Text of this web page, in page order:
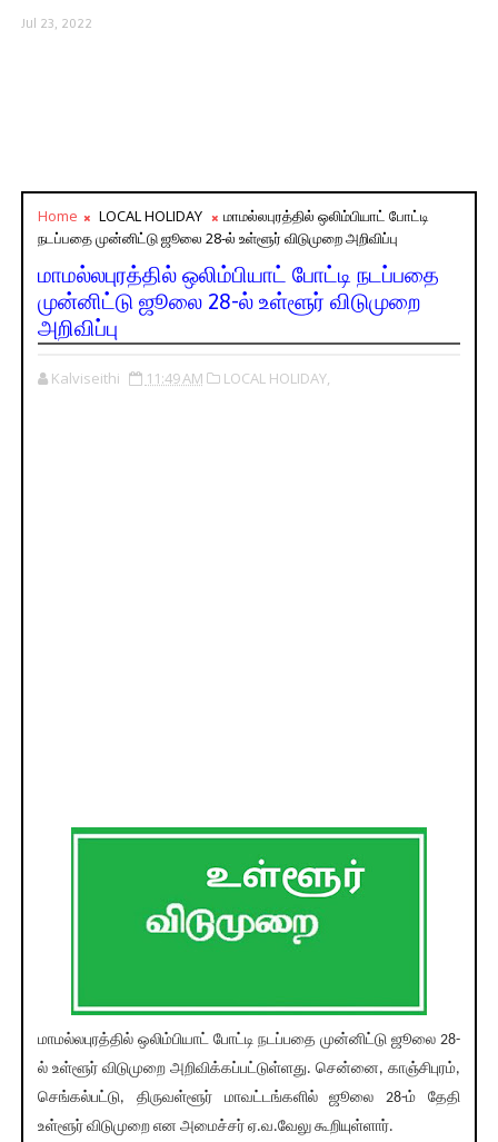
Jul 23, 2022
Home LOCAL HOLIDAY
மாமல்லபுரத்தில் ஒலிம்பியாட் போட்டி
நடப்பதை முன்னிட்டு ஜூலை 28-ல் உள்ளூர் விடுமுறை அறிவிப்பு
மாமல்லபுரத்தில் ஒலிம்பியாட் போட்டி நடப்பதை
முன்னிட்டு ஜூலை 28-ல் உள்ளூர் விடுமுறை
அறிவிப்பு
Kalviseithi 11:49 AM LOCAL HOLIDAY,
மாமல்லபுரத்தில் ஒலிம்பியாட் போட்டி நடப்பதை முன்னிட்டு ஜூலை 28-
ல் உள்ளூர் விடுமுறை அறிவிக்கப்பட்டுள்ளது. சென்னை, காஞ்சிபுரம்,
செங்கல்பட்டு, திருவள்ளூர் மாவட்டங்களில் ஜூலை 28-ம் தேதி
உள்ளூர் விடுமுறை என அமைச்சர் ஏ.வ.வேலு கூறியுள்ளார்.